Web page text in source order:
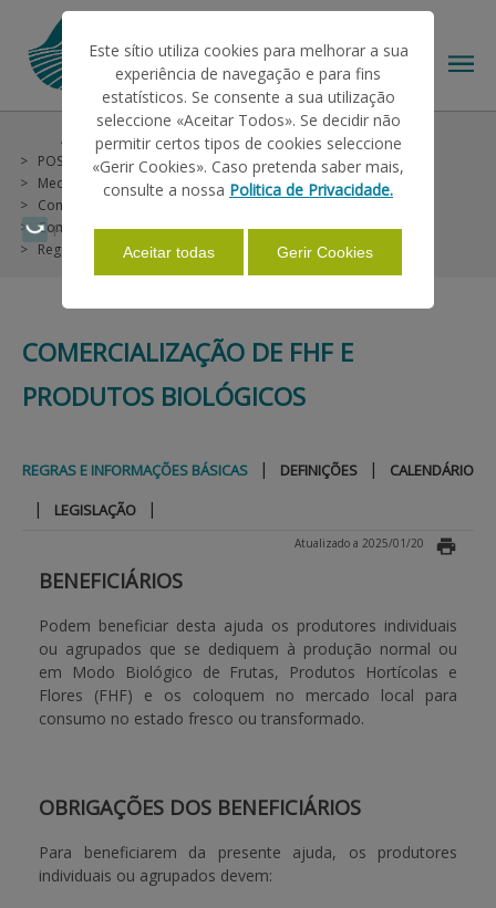
Faça Swipe para ver o menu
O IFAP
AJUDAS/APOIOS
INFORMAÇÕES
ESTATÍSTICAS
PAGAMENTOS
Entrar / Registar
Ajudas/Apoios
Outras Ajudas
POSEI Madeira (não incluídas no PU)
Medida 3 - Colocação no Mercado de Certos Produtos da Região (Vegetais)
Comercialização Produtos Originários da Região
Comercialização de FHF e Produtos Biológicos
Regras e Informações Básicas
COMERCIALIZAÇÃO DE FHF E
PRODUTOS BIOLÓGICOS
REGRAS E INFORMAÇÕES BÁSICAS | DEFINIÇÕES | CALENDÁRIO
| LEGISLAÇÃO |
Atualizado a 2025/01/20
BENEFICIÁRIOS
Podem beneficiar desta ajuda os produtores individuais
ou agrupados que se dediquem à produção normal ou
em Modo Biológico de Frutas, Produtos Hortícolas e
Flores (FHF) e os coloquem no mercado local para
consumo no estado fresco ou transformado.
OBRIGAÇÕES DOS BENEFICIÁRIOS
Para beneficiarem da presente ajuda, os produtores
individuais ou agrupados devem:
Este sítio utiliza cookies para melhorar a sua
experiência de navegação e para fins
estatísticos. Se consente a sua utilização
seleccione «Aceitar Todos». Se decidir não
permitir certos tipos de cookies seleccione
«Gerir Cookies». Caso pretenda saber mais,
consulte a nossa Politica de Privacidade.
Aceitar todas Gerir Cookies